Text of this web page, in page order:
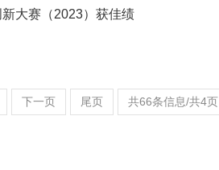
大赛（2023）获佳绩
下一页 尾页 共66条信息/共4页